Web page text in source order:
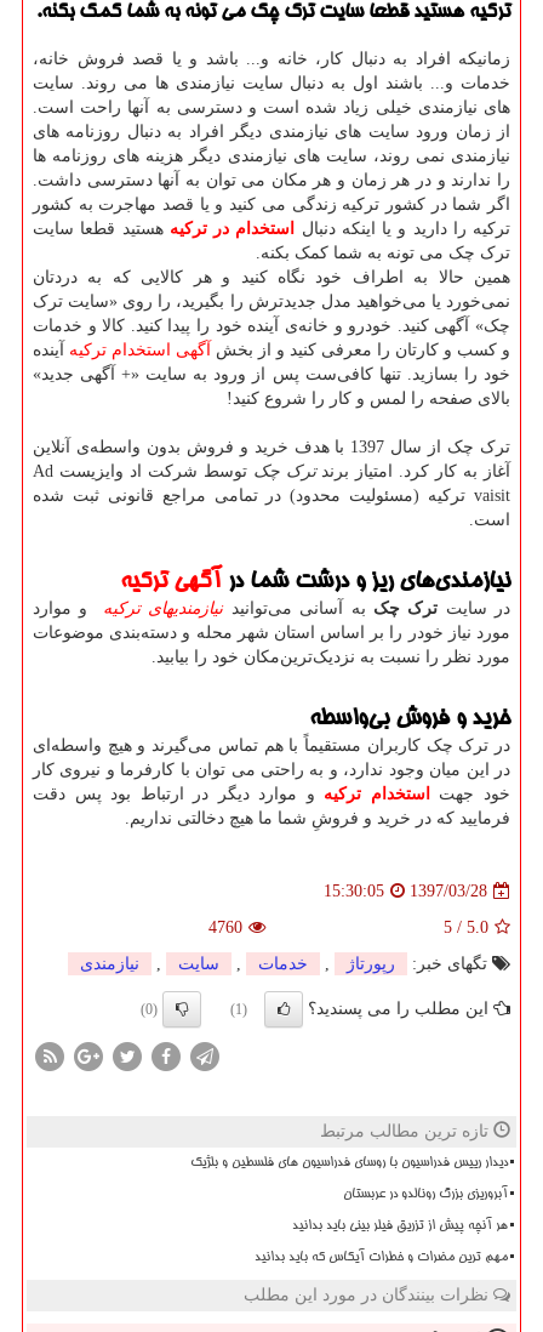
تركیه هستید قطعا سایت ترك چك می تونه به شما كمك بكنه.
زمانیکه افراد به دنبال کار، خانه و... باشد و یا قصد فروش خانه،
خدمات و... باشند اول به دنبال سایت نیازمندی ها می روند. سایت
های نیازمندی خیلی زیاد شده است و دسترسی به آنها راحت است.
از زمان ورود سایت های نیازمندی دیگر افراد به دنبال روزنامه های
نیازمندی نمی روند، سایت های نیازمندی دیگر هزینه های روزنامه ها
را ندارند و در هر زمان و هر مکان می توان به آنها دسترسی داشت.
اگر شما در کشور ترکیه زندگی می کنید و یا قصد مهاجرت به کشور
ترکیه را دارید و یا اینکه دنبال
استخدام در ترکیه هستید قطعا سایت
ترک چک می تونه به شما کمک بکنه.
همین حالا به اطراف خود نگاه کنید و هر کالایی که به دردتان
نمی‌خورد یا می‌خواهید مدل جدیدترش را بگیرید، را روی «سایت ترک
چک» آگهی کنید. خودرو و خانه‌ی آینده خود را پیدا کنید. کالا و خدمات
و کسب و کارتان را معرفی کنید و از بخش آگهی استخدام ترکیه آینده
خود را بسازید. تنها کافی‌ست پس از ورود به سایت «+ آگهی جدید»
بالای صفحه را لمس و کار را شروع کنید!
ترک چک از سال 1397 با هدف خرید و فروش بدون واسطه‌ی آنلاین
آغاز به کار کرد. امتیاز برندترک چک
توسط شرکت اد وایزیست Ad
vaisit ترکیه (مسئولیت محدود) در تمامی مراجع قانونی ثبت شده
است.
نیازمندی‌های ریز و درشت شما در آگهی ترکیه
در سایت ترک چک به آسانی می‌توانیدنیازمندیهای ترکیه و موارد
مورد نیاز خودر را بر اساس استان شهر محله و دسته‌بندی موضوعات
مورد نظر را نسبت به نزدیک‌ترین‌مکان خود را بیابید.
خرید و فروش بی‌واسطه
در ترک چک کاربران مستقیماً با هم تماس می‌گیرند و هیچ واسطه‌ای
در این میان وجود ندارد، و به راحتی می توان با کارفرما و نیروی کار
خود جهت
استخدام ترکیه و موارد دیگر در ارتباط بود پس دقت
فرمایید که در خرید و فروشِ شما ما هیچ دخالتی نداریم.
1397/03/28
15:30:05
5.0
/
5
4760
تگهای خبر:
رپورتاژ , خدمات , سایت , نیازمندی
این مطلب را می پسندید؟ (1)
(0)
تازه ترین مطالب مرتبط
دیدار رییس فدراسیون با روسای فدراسیون های فلسطین و بلژیک
آبروریزی بزرگ رونالدو در عربستان
هر آنچه پیش از تزریق فیلر بینی باید بدانید
مهم ترین مضرات و خطرات آیکاس که باید بدانید
نظرات بینندگان در مورد این مطلب